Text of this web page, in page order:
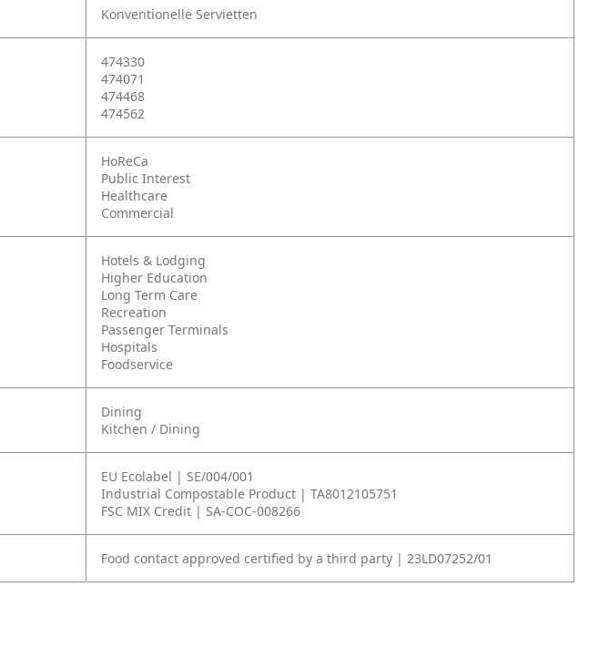
Konventionelle Servietten
474330
474071
474468
474562
HoReCa
Public Interest
Healthcare
Commercial
Hotels & Lodging
Higher Education
Long Term Care
Recreation
Passenger Terminals
Hospitals
Foodservice
Dining
Kitchen / Dining
EU Ecolabel | SE/004/001
Industrial Compostable Product | TA8012105751
FSC MIX Credit | SA-COC-008266
Food contact approved certified by a third party | 23LD07252/01